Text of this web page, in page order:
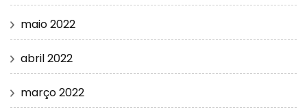
maio 2022
abril 2022
março 2022